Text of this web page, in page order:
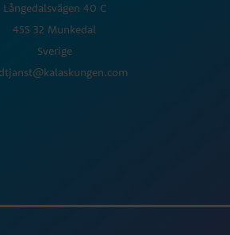
Långedalsvägen 40 C
455 32 Munkedal
Sverige